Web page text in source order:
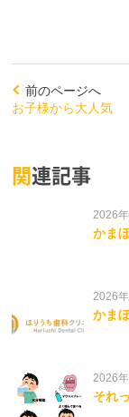
前のページへ
お子様から大人気
関連記事
2026
かま
2026
かま
2026
それ